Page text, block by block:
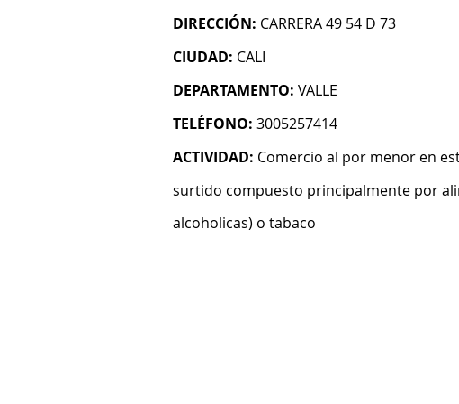
DIRECCIÓN: CARRERA 49 54 D 73
CIUDAD: CALI
DEPARTAMENTO: VALLE
TELÉFONO: 3005257414
ACTIVIDAD: Comercio al por menor en
surtido compuesto principalmente por
alcoholicas) o tabaco